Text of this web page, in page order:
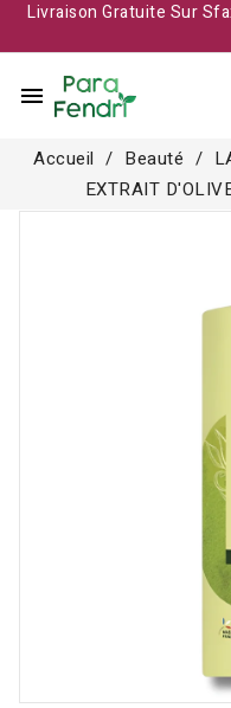
Livraison Gratuite Sur
menu
Accueil Beauté
EXTRAIT